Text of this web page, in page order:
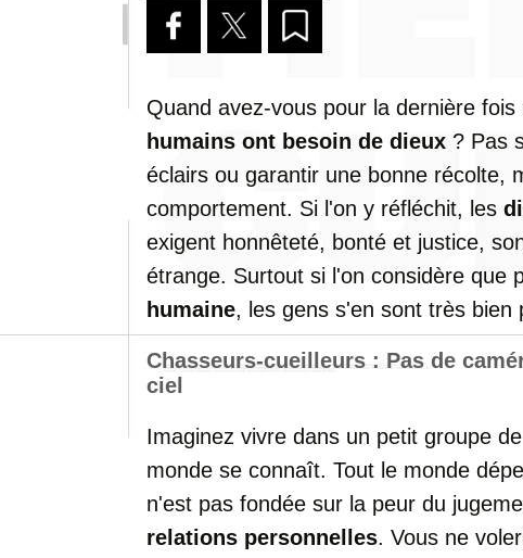
Quand avez-vous pour la dernière fois
humains ont besoin de dieux ? Pas
éclairs ou garantir une bonne récolte,
comportement. Si l'on y réfléchit, les
exigent honnêteté, bonté et justice,
étrange. Surtout si l'on considère que
humaine, les gens s'en sont très bien
Chasseurs-cueilleurs : Pas de
ciel
Imaginez vivre dans un petit groupe
monde se connaît. Tout le monde
n'est pas fondée sur la peur du
relations personnelles. Vous ne